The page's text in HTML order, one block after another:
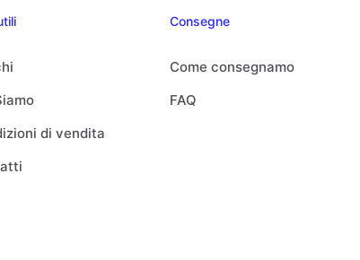
di vendita
Consegne
Come consegnamo
FAQ